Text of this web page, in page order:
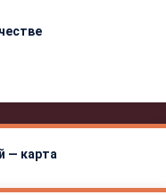
— карта